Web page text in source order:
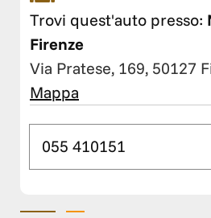
Trovi quest'auto presso:
Firenze
Via Pratese, 169, 50127
Mappa
055 410151